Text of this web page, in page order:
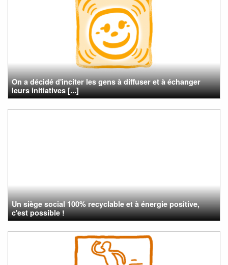
On a décidé d'inciter les gens à diffuser et à échanger
leurs initiatives [...]
Un siège social 100% recyclable et à énergie positive,
c'est possible !